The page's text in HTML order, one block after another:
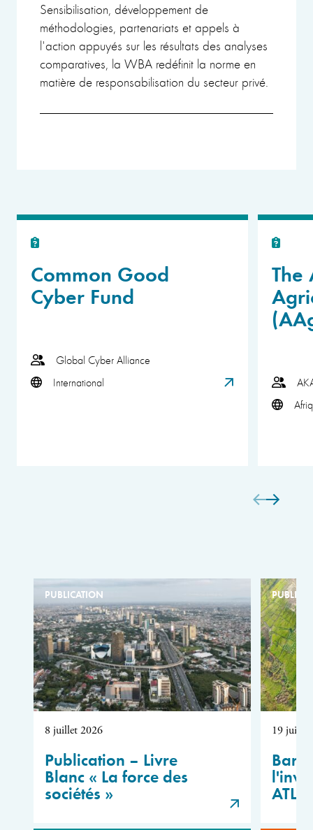
Sensibilisation, développement de
méthodologies, partenariats et appels à
l'action appuyés sur les résultats des analyses
comparatives, la WBA redéfinit la norme en
matière de responsabilisation du secteur privé.
Common Good
Cyber Fund
Global Cyber Alliance
International
The
PUBLICATION
8 juillet 2026
Publication – Livre
Blanc « La force des
sociétés »
19 juin